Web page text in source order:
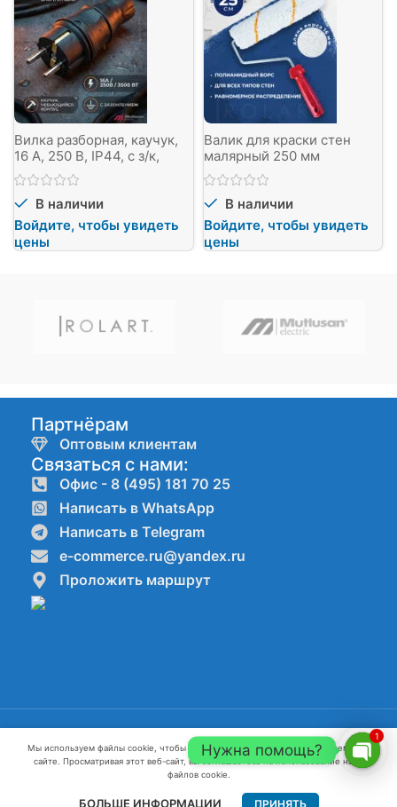
Вилка разборная, каучук,
16 А, 250 В, IP44, с з/к,
черная.
В наличии
Войдите, чтобы увидеть
цены
Валик для краски стен
малярный 250 мм
В наличии
Войдите, чтобы увидеть
цены
Партнёрам
Оптовым клиентам
Связаться с нами:
Офис - 8 (495) 181 70 25
Написать в WhatsApp
Написать в Telegram
e-commerce.ru@yandex.ru
Проложить маршрут
Компании ООО"КАНАТ" ИНН:7720861623 ОГРН:1227700082796 г.
Москва 2022-2026 г.
Мы используем файлы cookie, чтобы улучшить ваш опыт работы на нашем веб-
сайте. Просматривая этот веб-сайт, вы соглашаетесь на использование нами
файлов cookie.
БОЛЬШЕ ИНФОРМАЦИИ ПРИНЯТЬ
Разработка и продвижение сайтов webseed.ru
Нужна помощь?
Open
1